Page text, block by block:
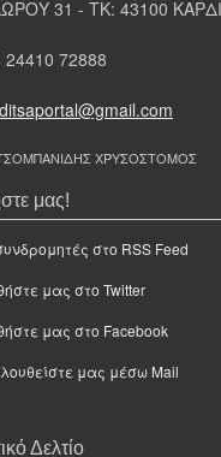
31 - ΤΚ: 43100
24410 72888
ΧΡΥΣΟΣΤΟΜΟΣ
μας!
στο RSS Feed
μας στο Twitter
μας στο Facebook
μας μέσω Mail
Δελτίο